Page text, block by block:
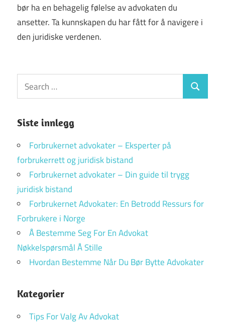
bør ha en behagelig følelse av advokaten du
ansetter. Ta kunnskapen du har fått for å navigere i
den juridiske verdenen.
Search
for:
Search
Siste innlegg
Forbrukernet advokater – Eksperter på
forbrukerrett og juridisk bistand
Forbrukernet advokater – Din guide til trygg
juridisk bistand
Forbrukernet Advokater: En Betrodd Ressurs for
Forbrukere i Norge
Å Bestemme Seg For En Advokat
Nøkkelspørsmål Å Stille
Hvordan Bestemme Når Du Bør Bytte Advokater
Kategorier
Tips For Valg Av Advokat